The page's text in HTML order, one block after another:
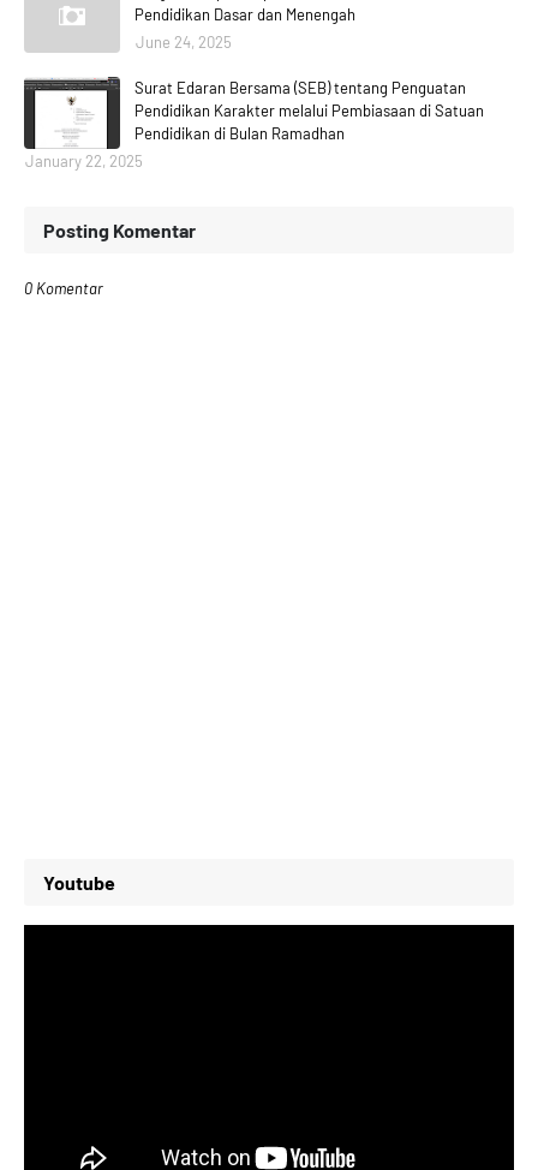
Pendidikan Dasar dan Menengah
June 24, 2025
Surat Edaran Bersama (SEB) tentang Penguatan
Pendidikan Karakter melalui Pembiasaan di Satuan
Pendidikan di Bulan Ramadhan
January 22, 2025
Posting Komentar
0 Komentar
Youtube